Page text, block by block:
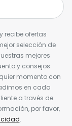
recibe ofertas
selección de
mejores
y consejos
momento con
en cada
a través de
por favor,
.